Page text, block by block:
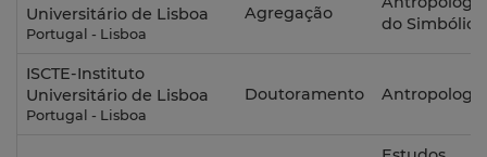
Universitário de Lisboa
Portugal - Lisboa
Agregação
do Simbólico
ISCTE-Instituto
Universitário de Lisboa
Portugal - Lisboa
Doutoramento Antropologia